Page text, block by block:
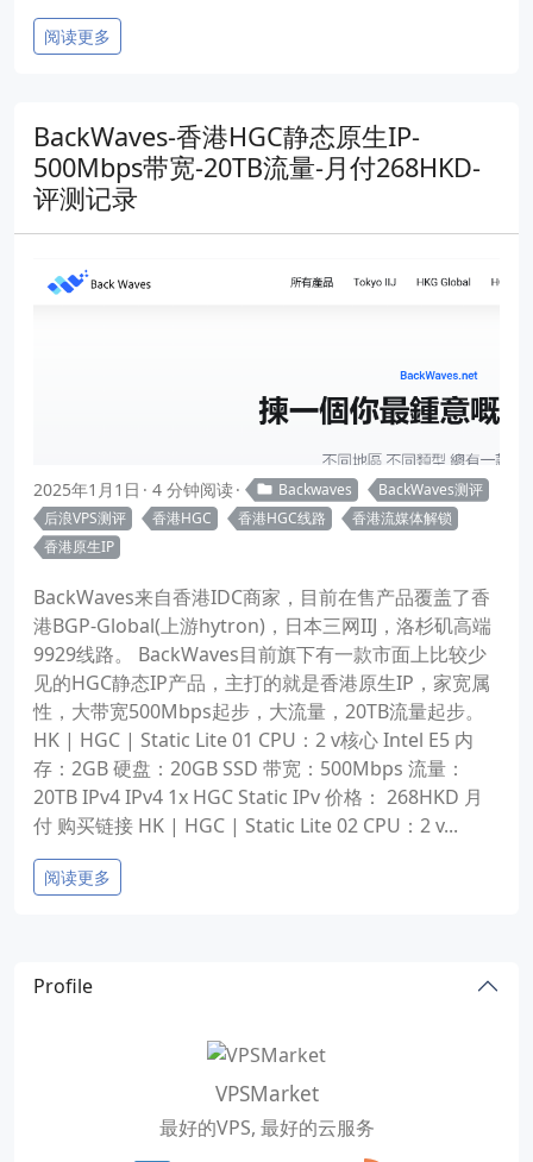
阅读更多
BackWaves-香港HGC静态原生IP-
500Mbps带宽-20TB流量-月付268HKD-
评测记录
2025年1月1日 4 分钟阅读 Backwaves
BackWaves测评
后浪VPS测评
香港HGC 香港HGC线路
香港流媒体解锁
香港原生IP
BackWaves来自香港IDC商家，目前在售产品覆盖了香
港BGP-Global(上游hytron)，日本三网IIJ，洛杉矶高端
9929线路。 BackWaves目前旗下有一款市面上比较少
见的HGC静态IP产品，主打的就是香港原生IP，家宽属
性，大带宽500Mbps起步，大流量，20TB流量起步。
HK | HGC | Static Lite 01 CPU：2 v核心 Intel E5 内
存：2GB 硬盘：20GB SSD 带宽：500Mbps 流量：
20TB IPv4 IPv4 1x HGC Static IPv 价格： 268HKD 月
付 购买链接 HK | HGC | Static Lite 02 CPU：2 v...
阅读更多
Profile
VPSMarket
最好的VPS, 最好的云服务